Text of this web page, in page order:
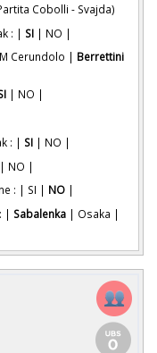
Cobolli - Svajda)
: | SI | NO |
Cerundolo | Berrettini
| NO |
: | SI | NO |
| NO |
: | SI | NO |
| Sabalenka | Osaka |